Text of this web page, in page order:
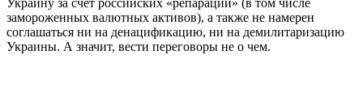
замороженных валютных активов), а также не намерен
соглашаться ни на денацификацию, ни на демилитаризацию
Украины. А значит, вести переговоры не о чем.